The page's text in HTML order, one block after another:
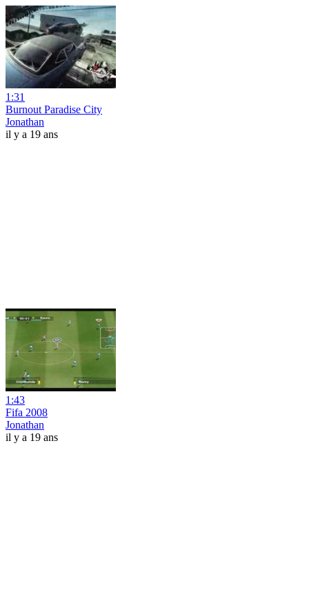
1:31
Burnout Paradise City
Jonathan
il y a 19 ans
1:43
Fifa 2008
Jonathan
il y a 19 ans